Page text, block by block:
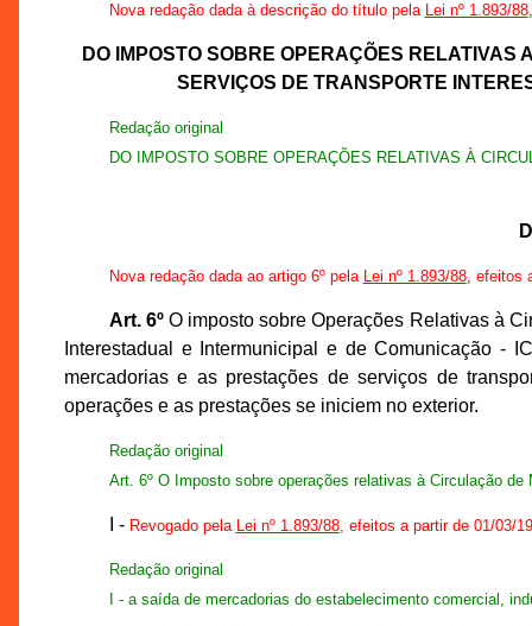
Nova redação dada à descrição do título pela Lei nº 1.893/88
DO IMPOSTO SOBRE OPERAÇÕES
SERVIÇOS DE TRANSPORTE
Redação original
DO IMPOSTO SOBRE OPERAÇÕES RELATIVAS À
Nova redação dada ao artigo 6º pela Lei nº 1.893/88, efeitos
Art. 6ºO imposto sobre Operações Relativas à
Interestadual e Intermunicipal e de Comunicação -
mercadorias e as prestações de serviços de
operações e as prestações se iniciem no exterior.
Redação original
Art. 6º O Imposto sobre operações relativas à Circulação
I - Revogado pela Lei nº 1.893/88, efeitos a partir de 01/03/
Redação original
I - a saída de mercadorias do estabelecimento comercial,